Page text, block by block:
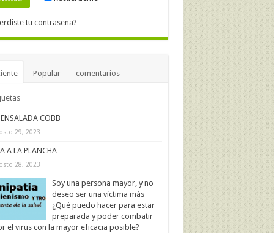
tu contraseña?
Popular comentarios
ENSALADA COBB
29, 2023
A LA PLANCHA
28, 2023
Soy una persona mayor, y no
deseo ser una víctima más
¿Qué puedo hacer para estar
preparada y poder combatir
el virus con la mayor eficacia posible?